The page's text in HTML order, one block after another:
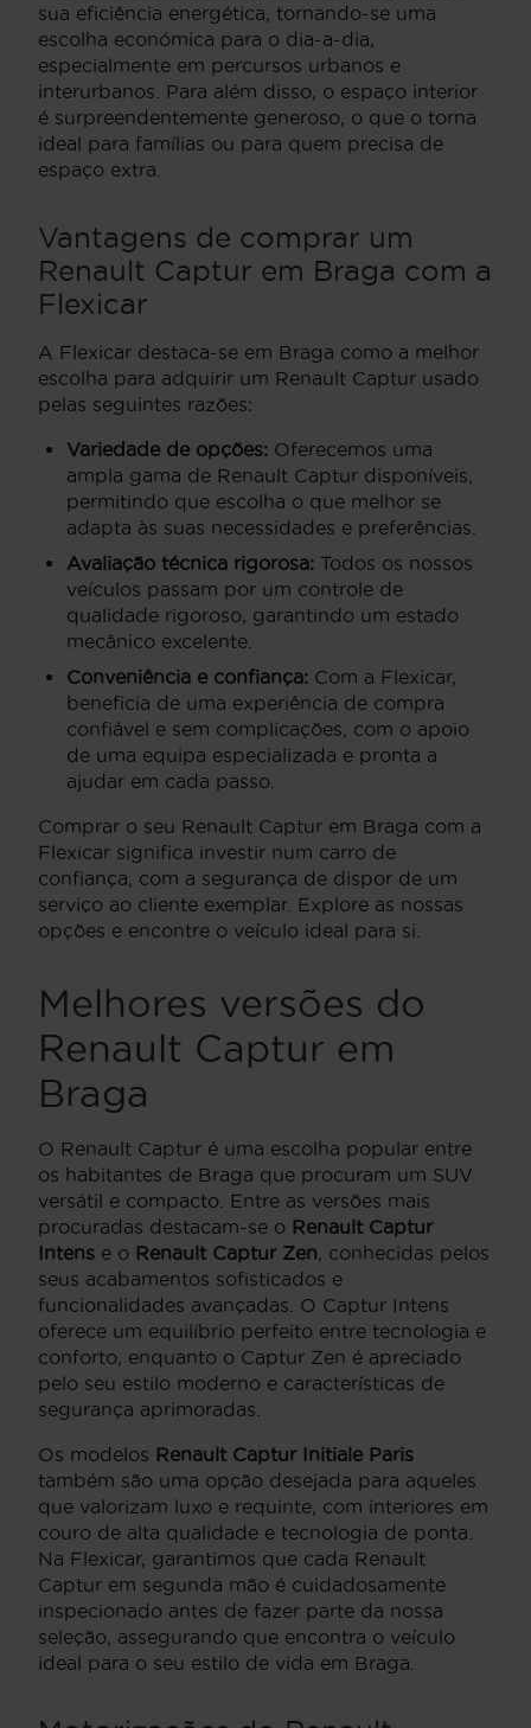
sua eficiência energética, tornando-se uma
escolha económica para o dia-a-dia,
especialmente em percursos urbanos e
interurbanos. Para além disso, o espaço interior
é surpreendentemente generoso, o que o torna
ideal para famílias ou para quem precisa de
espaço extra.
Vantagens de comprar um
Renault Captur em Braga com a
Flexicar
A Flexicar destaca-se em Braga como a melhor
escolha para adquirir um Renault Captur usado
pelas seguintes razões:
Variedade de opções: Oferecemos uma
ampla gama de Renault Captur disponíveis,
permitindo que escolha o que melhor se
adapta às suas necessidades e preferências.
Avaliação técnica rigorosa: Todos os nossos
veículos passam por um controle de
qualidade rigoroso, garantindo um estado
mecânico excelente.
Conveniência e confiança: Com a Flexicar,
beneficia de uma experiência de compra
confiável e sem complicações, com o apoio
de uma equipa especializada e pronta a
ajudar em cada passo.
Comprar o seu Renault Captur em Braga com a
Flexicar significa investir num carro de
confiança, com a segurança de dispor de um
serviço ao cliente exemplar. Explore as nossas
opções e encontre o veículo ideal para si.
Melhores versões do
Renault Captur em
Braga
O Renault Captur é uma escolha popular entre
os habitantes de Braga que procuram um SUV
versátil e compacto. Entre as versões mais
procuradas destacam-se o Renault Captur
Intens e o Renault Captur Zen, conhecidas pelos
seus acabamentos sofisticados e
funcionalidades avançadas. O Captur Intens
oferece um equilíbrio perfeito entre tecnologia e
conforto, enquanto o Captur Zen é apreciado
pelo seu estilo moderno e características de
segurança aprimoradas.
Os modelos Renault Captur Initiale Paris
também são uma opção desejada para aqueles
que valorizam luxo e requinte, com interiores em
couro de alta qualidade e tecnologia de ponta.
Na Flexicar, garantimos que cada Renault
Captur em segunda mão é cuidadosamente
inspecionado antes de fazer parte da nossa
seleção, assegurando que encontra o veículo
ideal para o seu estilo de vida em Braga.